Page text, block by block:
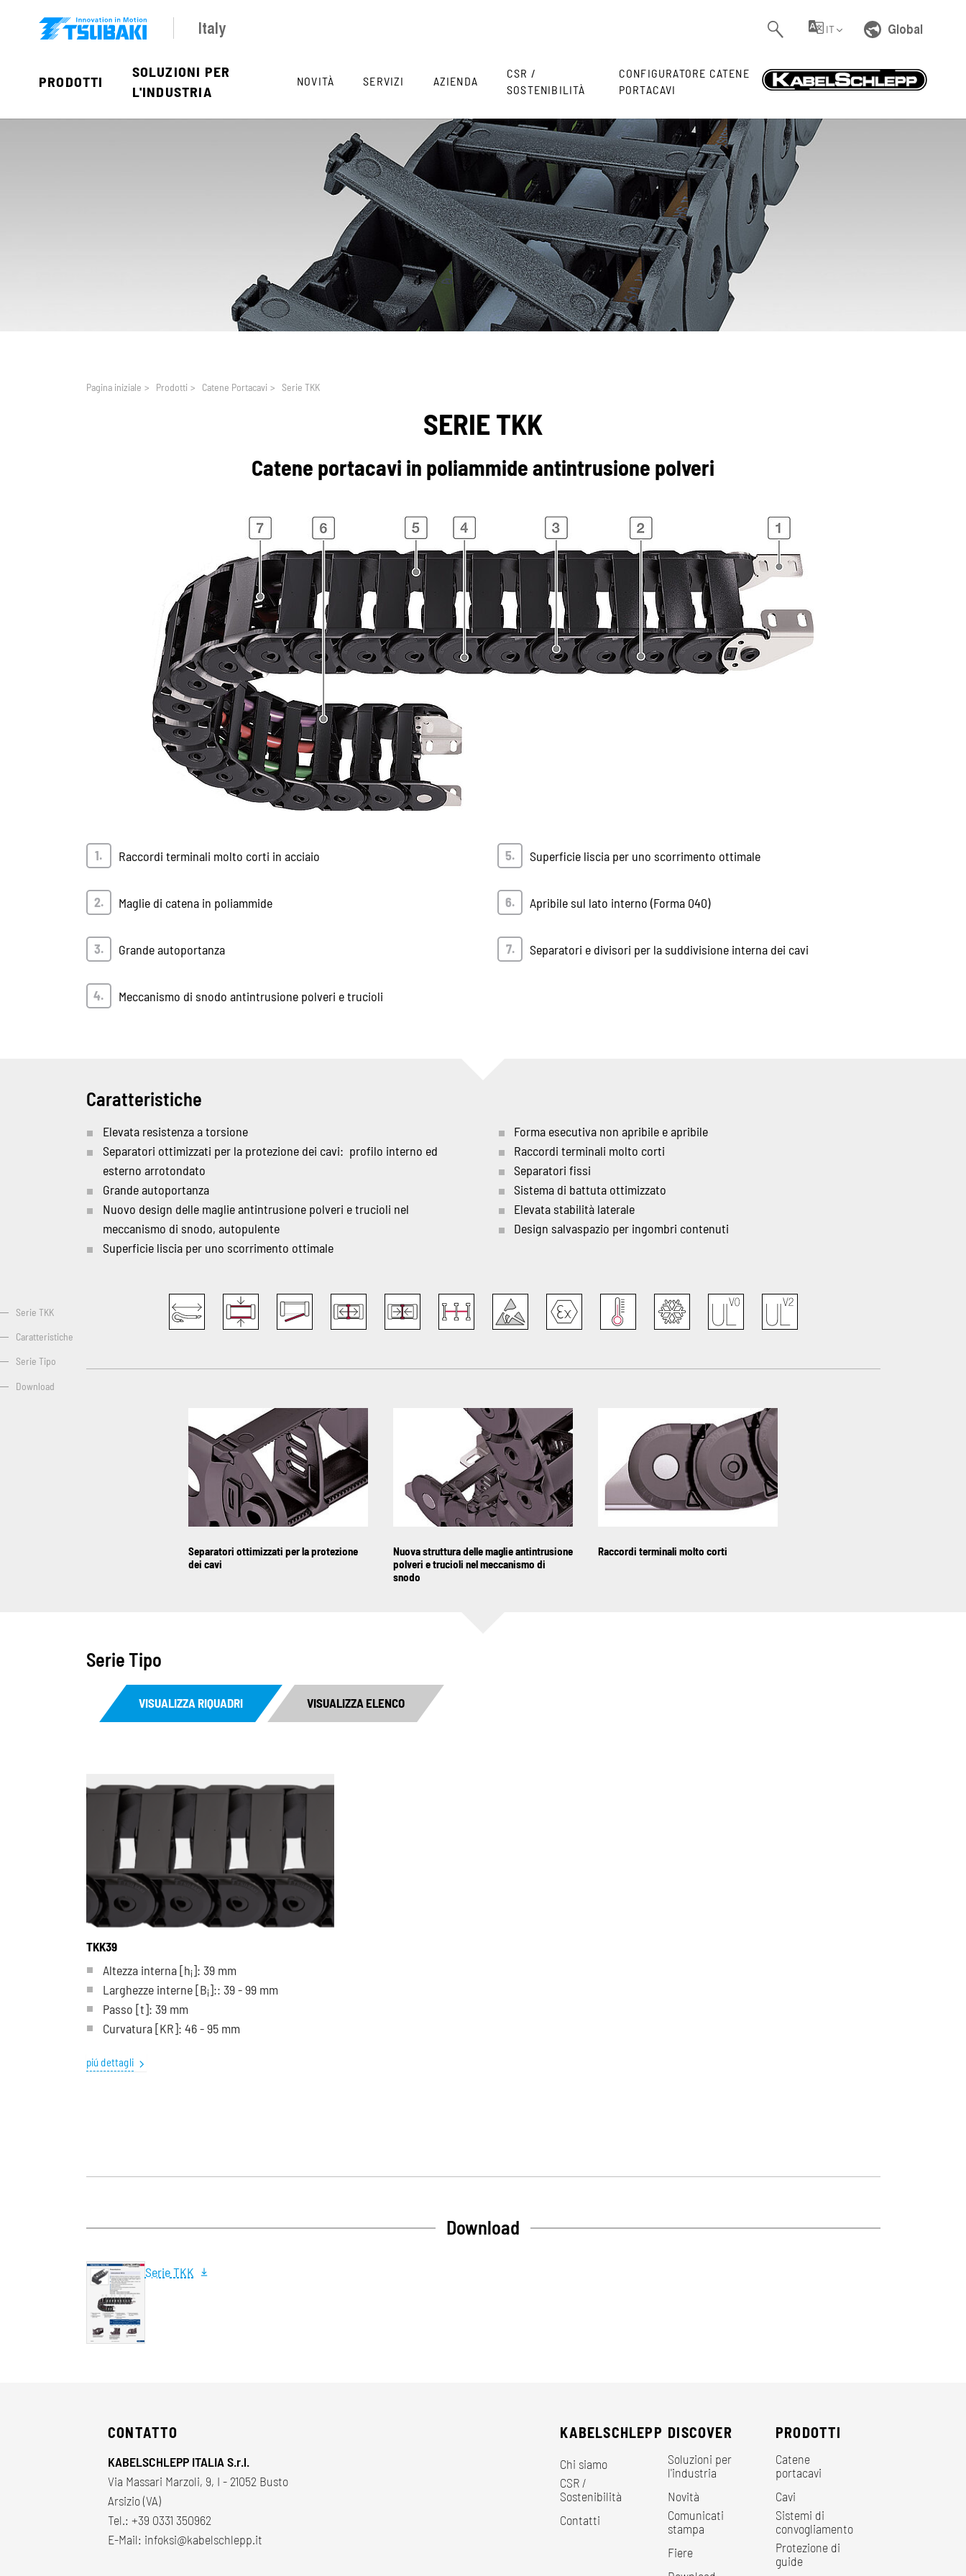
Serie TKK
Caratteristiche
Serie Tipo
Download
Italy IT Global
PRODOTTI
SOLUZIONI PER
L'INDUSTRIA
NOVITÀ SERVIZI AZIENDA
CSR /
SOSTENIBILITÀ
CONFIGURATORE CATENE
PORTACAVI
Pagina iniziale > Prodotti > Catene Portacavi > Serie TKK
SERIE TKK
Catene portacavi in poliammide antintrusione polveri
Raccordi terminali molto corti in acciaio
Maglie di catena in poliammide
Grande autoportanza
Meccanismo di snodo antintrusione polveri e trucioli
Superficie liscia per uno scorrimento ottimale
Apribile sul lato interno (Forma 040)
Separatori e divisori per la suddivisione interna dei cavi
Caratteristiche
Elevata resistenza a torsione
Separatori ottimizzati per la protezione dei cavi: profilo interno ed
esterno arrotondato
Grande autoportanza
Nuovo design delle maglie antintrusione polveri e trucioli nel
meccanismo di snodo, autopulente
Superficie liscia per uno scorrimento ottimale
Forma esecutiva non apribile e apribile
Raccordi terminali molto corti
Separatori fissi
Sistema di battuta ottimizzato
Elevata stabilità laterale
Design salvaspazio per ingombri contenuti
Separatori ottimizzati per la protezione
dei cavi
Nuova struttura delle maglie antintrusione
polveri e trucioli nel meccanismo di
snodo
Raccordi terminali molto corti
Serie Tipo
VISUALIZZA RIQUADRI VISUALIZZA ELENCO
TKK39
Altezza interna [hi]: 39 mm
Larghezze interne [Bi]:: 39 - 99 mm
Passo [t]: 39 mm
Curvatura[KR]: 46 - 95 mm
piú dettagli
Download
Serie TKK
CONTATTO
KABELSCHLEPP ITALIA S.r.l.
Via Massari Marzoli, 9, I - 21052 Busto
Arsizio (VA)
Tel.: +39 0331 350962
E-Mail: infoksi@kabelschlepp.it
KABELSCHLEPP
Chi siamo
CSR /
Sostenibilità
Contatti
DISCOVER
Soluzioni per
l'industria
Novità
Comunicati
stampa
Fiere
PRODOTTI
Catene
portacavi
Cavi
Sistemi di
convogliamento
Protezione di
guide